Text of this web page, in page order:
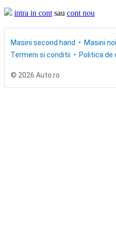
intra in cont sau cont nou
Masini second hand Masini noi
Termeni si conditii
Politica
© 2026 Auto.ro